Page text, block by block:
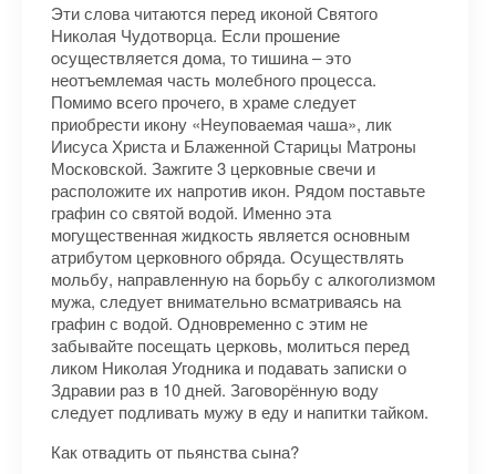
Эти слова читаются перед иконой Святого
Николая Чудотворца. Если прошение
осуществляется дома, то тишина – это
неотъемлемая часть молебного процесса.
Помимо всего прочего, в храме следует
приобрести икону «Неуповаемая чаша», лик
Иисуса Христа и Блаженной Старицы Матроны
Московской. Зажгите 3 церковные свечи и
расположите их напротив икон. Рядом поставьте
графин со святой водой. Именно эта
могущественная жидкость является основным
атрибутом церковного обряда. Осуществлять
мольбу, направленную на борьбу с алкоголизмом
мужа, следует внимательно всматриваясь на
графин с водой. Одновременно с этим не
забывайте посещать церковь, молиться перед
ликом Николая Угодника и подавать записки о
Здравии раз в 10 дней. Заговорённую воду
следует подливать мужу в еду и напитки тайком.
Как отвадить от пьянства сына?